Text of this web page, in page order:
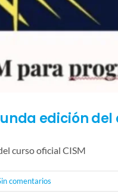
edición
curso oficial CISM
comentarios